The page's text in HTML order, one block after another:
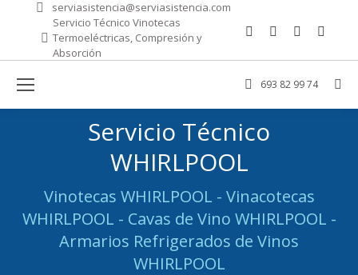
serviasistencia@serviasistencia.com
Servicio Técnico Vinotecas
Termoeléctricas, Compresión y
Absorción
Facebook
in
new
window
Mail
in
new
Sitio
opens
in
in
new
693 82 99 74
Servicio Técnico
WHIRLPOOL
Vinotecas WHIRLPOOL - Vinacotecas
WHIRLPOOL - Cavas de Vino WHIRLPOOL -
Armarios Refrigerados de Vinos
WHIRLPOOL
Estás aquí: